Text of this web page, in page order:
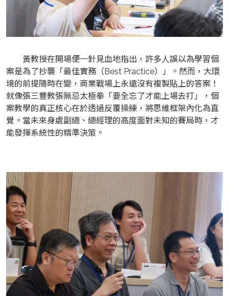
黃教授在開場便一針見血地指出，許多人誤以為學習個
案是為了抄襲「最佳實務（Best Practice）」。然而，大環
境的前提隨時在變，商業戰場上永遠沒有複製貼上的答案！
就像張三豐教張無忌太極拳「要全忘了才能上場去打」，個
案教學的真正核心在於透過反覆操練，將思維框架內化為直
覺。當未來身處副總、總經理的高度面對未知的賽局時，才
能發揮系統性的精準決策。